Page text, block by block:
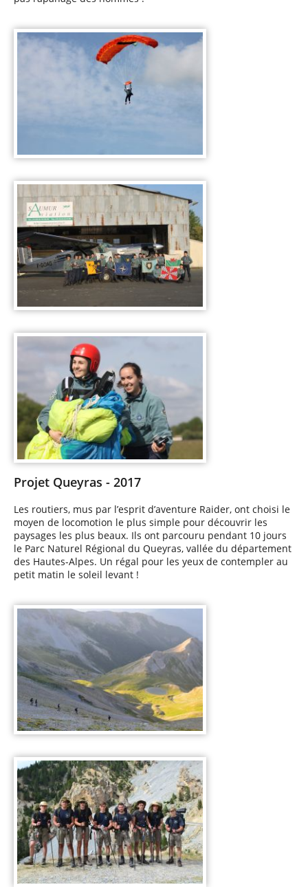
Projet Queyras - 2017
Les routiers, mus par l’esprit d’aventure Raider, ont choisi le
moyen de locomotion le plus simple pour découvrir les
paysages les plus beaux. Ils ont parcouru pendant 10 jours
le Parc Naturel Régional du Queyras, vallée du département
des Hautes-Alpes. Un régal pour les yeux de contempler au
petit matin le soleil levant !